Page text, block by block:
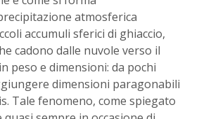
atmosferica
accumuli sferici di ghiaccio,
cadono dalle nuvole verso il
peso e dimensioni: da pochi
dimensioni paragonabili
Tale fenomeno, come spiegato